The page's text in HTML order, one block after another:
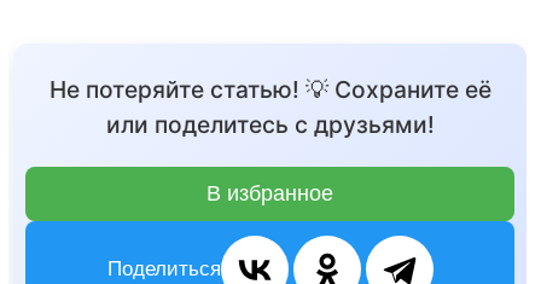
Не потеряйте статью! 💡 Сохраните её
или поделитесь с друзьями!
В избранное
Поделиться